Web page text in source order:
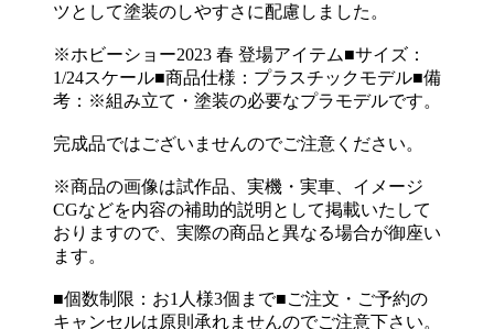
ツとして塗装のしやすさに配慮しました。
※ホビーショー2023 春 登場アイテム■サイズ：
1/24スケール■商品仕様：プラスチックモデル■備
考：※組み立て・塗装の必要なプラモデルです。
完成品ではございませんのでご注意ください。
※商品の画像は試作品、実機・実車、イメージ
CGなどを内容の補助的説明として掲載いたして
おりますので、実際の商品と異なる場合が御座い
ます。
■個数制限：お1人様3個まで■ご注文・ご予約の
キャンセルは原則承れませんのでご注意下さい。